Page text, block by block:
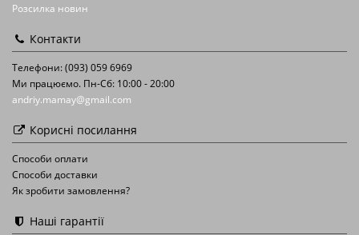
Розсилка новин
Контакти
Телефони: (093) 059 6969
Ми працюємо. Пн-Сб: 10:00 - 20:00
andriy.mamay@gmail.com
Корисні посилання
Способи оплати
Способи доставки
Як зробити замовлення?
Наші гарантії